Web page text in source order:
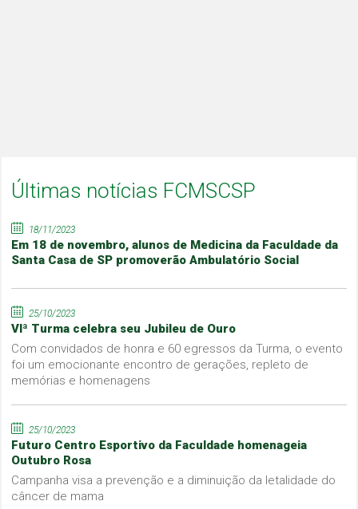
Últimas notícias FCMSCSP
18/11/2023
Em 18 de novembro, alunos de Medicina da Faculdade da
Santa Casa de SP promoverão Ambulatório Social
25/10/2023
VIª Turma celebra seu Jubileu de Ouro
Com convidados de honra e 60 egressos da Turma, o evento
foi um emocionante encontro de gerações, repleto de
memórias e homenagens
25/10/2023
Futuro Centro Esportivo da Faculdade homenageia
Outubro Rosa
Campanha visa a prevenção e a diminuição da letalidade do
câncer de mama